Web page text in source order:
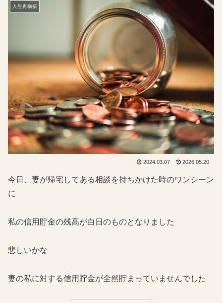
人生再構築
2024.03.07 2026.05.20
今日、妻が帰宅してある相談を持ちかけた時のワンシーン
に
私の信用貯金の残高が白日のものとなりました
悲しいかな
妻の私に対する信用貯金が全然貯まっていませんでした